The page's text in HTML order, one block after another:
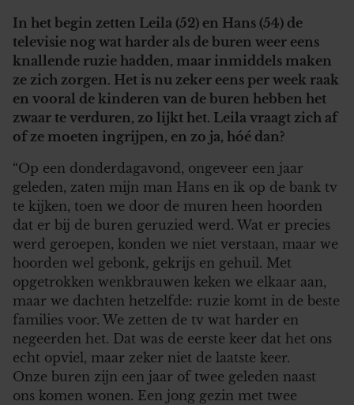
In het begin zetten Leila (52) en Hans (54) de
televisie nog wat harder als de buren weer eens
knallende ruzie hadden, maar inmiddels maken
ze zich zorgen. Het is nu zeker eens per week raak
en vooral de kinderen van de buren hebben het
zwaar te verduren, zo lijkt het. Leila vraagt zich af
of ze moeten ingrijpen, en zo ja, hóé dan?
“Op een donderdagavond, ongeveer een jaar
geleden, zaten mijn man Hans en ik op de bank tv
te kijken, toen we door de muren heen hoorden
dat er bij de buren geruzied werd. Wat er precies
werd geroepen, konden we niet verstaan, maar we
hoorden wel gebonk, gekrijs en gehuil. Met
opgetrokken wenkbrauwen keken we elkaar aan,
maar we dachten hetzelfde: ruzie komt in de beste
families voor. We zetten de tv wat harder en
negeerden het. Dat was de eerste keer dat het ons
echt opviel, maar zeker niet de laatste keer.
Onze buren zijn een jaar of twee geleden naast
ons komen wonen. Een jong gezin met twee